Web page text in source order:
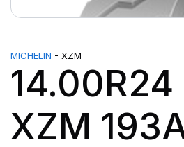
MICHELIN - XZM
14.00R24
XZM